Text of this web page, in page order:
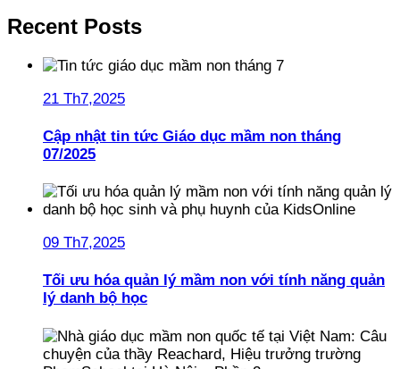
Recent Posts
21 Th7,2025
Cập nhật tin tức Giáo dục mầm non tháng
07/2025
09 Th7,2025
Tối ưu hóa quản lý mầm non với tính năng quản
lý danh bộ học